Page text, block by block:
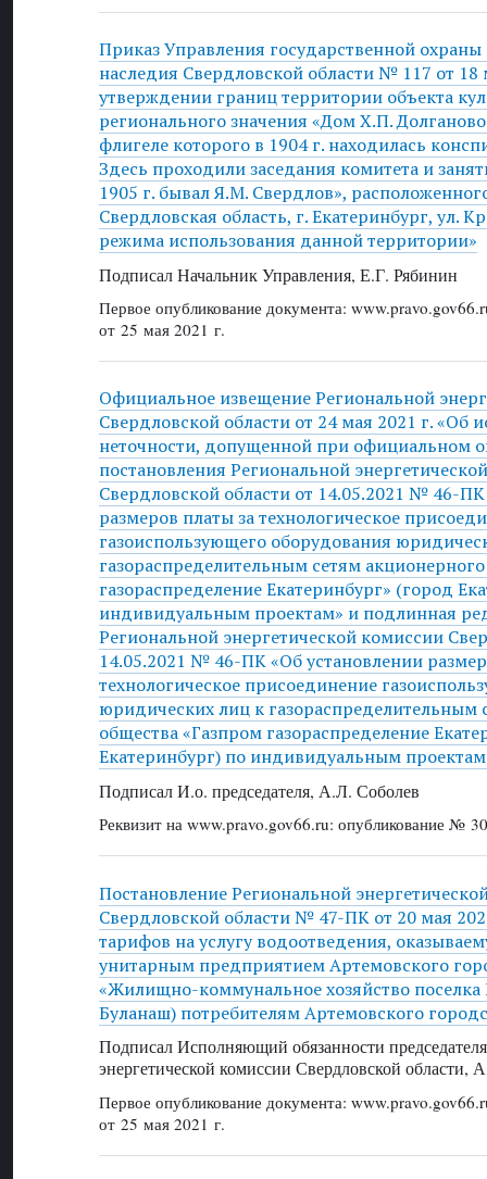
Приказ Управления государственной охраны
наследия Свердловской области № 117 от 18
утверждении границ территории объекта
регионального значения «Дом Х.П.
флигеле которого в 1904 г. находилась
Здесь проходили заседания комитета и
1905 г. бывал Я.М. Свердлов»,
Свердловская область, г. Екатеринбург, ул.
режима использования данной территории»
Подписал Начальник Управления, Е.Г. Рябинин
Первое опубликование документа:
от 25 мая 2021 г.
Официальное извещение Региональной
Свердловской области от 24 мая 2021 г. «Об
неточности, допущенной при официальном
постановления Региональной
Свердловской области от 14.05.2021 № 46-
размеров платы за технологическое
газоиспользующего оборудования
газораспределительным сетям
газораспределение Екатеринбург» (город
индивидуальным проектам» и подлинная
Региональной энергетической комиссии
14.05.2021 № 46-ПК «Об установлении
технологическое присоединение
юридических лиц к газораспределительным
общества «Газпром газораспределение
Екатеринбург) по индивидуальным
Подписал И.о. председателя, А.Л. Соболев
Реквизит на www.pravo.gov66.ru: опубликование №
Постановление Региональной
Свердловской области № 47-ПК от 20 мая
тарифов на услугу водоотведения,
унитарным предприятием Артемовского
«Жилищно-коммунальное хозяйство поселка
Буланаш) потребителям Артемовского
Подписал Исполняющий обязанности
энергетической комиссии Свердловской области,
Первое опубликование документа:
от 25 мая 2021 г.